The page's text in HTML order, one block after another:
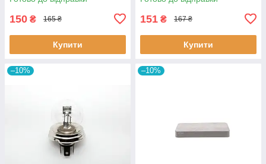
150 ₴ 165 ₴
Купити
BC GUMA
151 ₴ 167 ₴
Купити
–10% –10%